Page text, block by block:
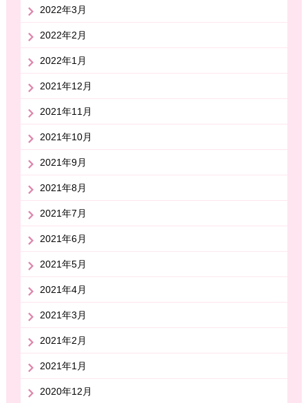
2022年3月
2022年2月
2022年1月
2021年12月
2021年11月
2021年10月
2021年9月
2021年8月
2021年7月
2021年6月
2021年5月
2021年4月
2021年3月
2021年2月
2021年1月
2020年12月